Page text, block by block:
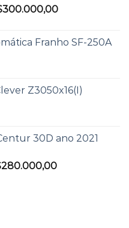
300.000,00
Franho SF-250A
Z3050x16(I)
30D ano 2021
280.000,00